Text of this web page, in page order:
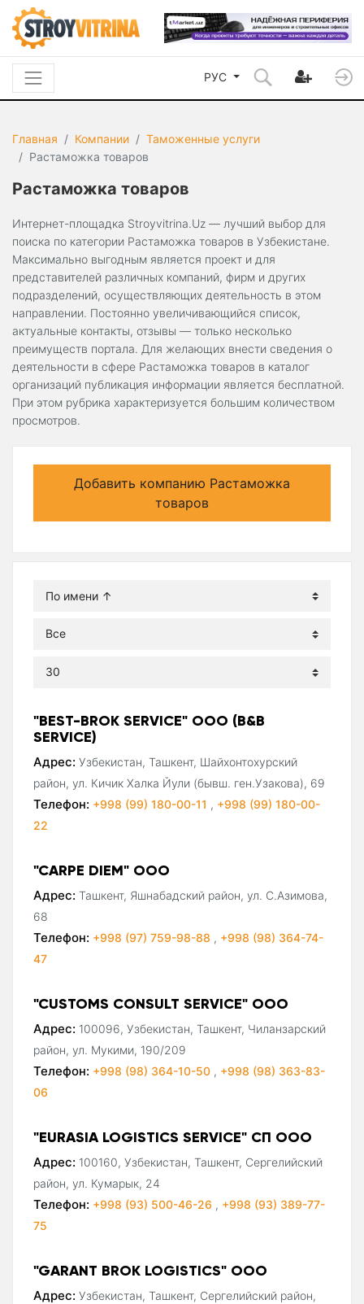
РУС
Главная Компании
Таможенные услуги
Растаможка товаров
Растаможка товаров
Интернет-площадка Stroyvitrina.Uz — лучший выбор для
поиска по категории Растаможка товаров в Узбекистане.
Максимально выгодным является проект и для
представителей различных компаний, фирм и других
подразделений, осуществляющих деятельность в этом
направлении. Постоянно увеличивающийся список,
актуальные контакты, отзывы — только несколько
преимуществ портала. Для желающих внести сведения о
деятельности в сфере Растаможка товаров в каталог
организаций публикация информации является бесплатной.
При этом рубрика характеризуется большим количеством
просмотров.
Добавить компанию Растаможка
товаров
"BEST-BROK SERVICE" ООО (B&B
SERVICE)
Адрес: Узбекистан, Ташкент, Шайхонтохурский
район, ул. Кичик Халка Йули (бывш. ген.Узакова), 69
Телефон: +998 (99) 180-00-11 , +998 (99) 180-00-
22
"CARPE DIEM" ООО
Адрес: Ташкент, Яшнабадский район, ул. С.Азимова,
68
Телефон: +998 (97) 759-98-88 , +998 (98) 364-74-
47
"CUSTOMS CONSULT SERVICE" ООО
Адрес: 100096, Узбекистан, Ташкент, Чиланзарский
район, ул. Мукими, 190/209
Телефон: +998 (98) 364-10-50 , +998 (98) 363-83-
06
"EURASIA LOGISTICS SERVICE" СП ООО
Адрес: 100160, Узбекистан, Ташкент, Сергелийский
район, ул. Кумарык, 24
Телефон: +998 (93) 500-46-26 , +998 (93) 389-77-
75
"GARANT BROK LOGISTICS" ООО
Адрес: Узбекистан, Ташкент, Сергелийский район,